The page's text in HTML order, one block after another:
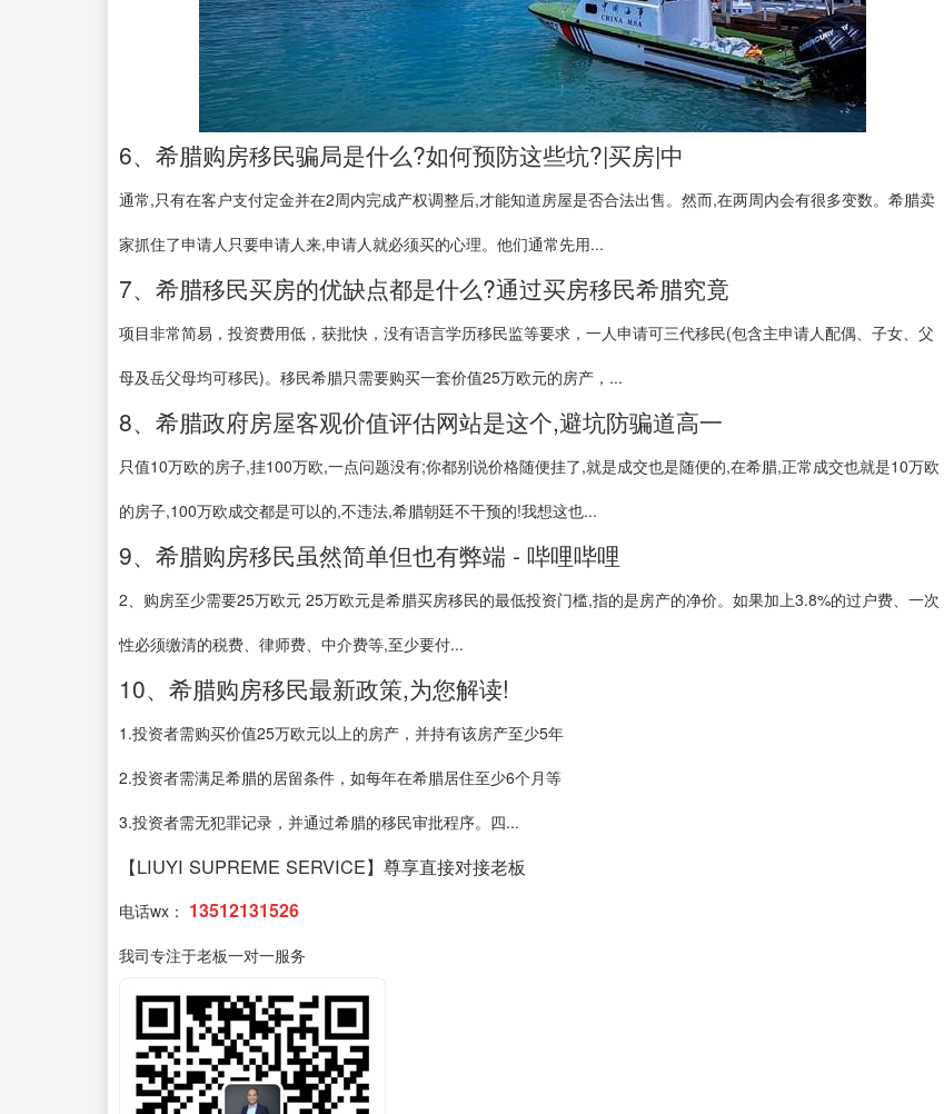
6、希腊购房移民骗局是什么?如何预防这些坑?|买房|中
通常,只有在客户支付定金并在2周内完成产权调整后,才能知道房屋是否合法出售。然而,在两周内会有很多变数。希腊卖
家抓住了申请人只要申请人来,申请人就必须买的心理。他们通常先用...
7、希腊移民买房的优缺点都是什么?通过买房移民希腊究竟
项目非常简易，投资费用低，获批快，没有语言学历移民监等要求，一人申请可三代移民(包含主申请人配偶、子女、父
母及岳父母均可移民)。移民希腊只需要购买一套价值25万欧元的房产，...
8、希腊政府房屋客观价值评估网站是这个,避坑防骗道高一
只值10万欧的房子,挂100万欧,一点问题没有;你都别说价格随便挂了,就是成交也是随便的,在希腊,正常成交也就是10万欧
的房子,100万欧成交都是可以的,不违法,希腊朝廷不干预的!我想这也...
9、希腊购房移民虽然简单但也有弊端 - 哔哩哔哩
2、购房至少需要25万欧元 25万欧元是希腊买房移民的最低投资门槛,指的是房产的净价。如果加上3.8%的过户费、一次
性必须缴清的税费、律师费、中介费等,至少要付...
10、希腊购房移民最新政策,为您解读!
1.投资者需购买价值25万欧元以上的房产，并持有该房产至少5年
2.投资者需满足希腊的居留条件，如每年在希腊居住至少6个月等
3.投资者需无犯罪记录，并通过希腊的移民审批程序。四...
【LIUYI SUPREME SERVICE】尊享直接对接老板
电话wx： 13512131526
我司专注于老板一对一服务